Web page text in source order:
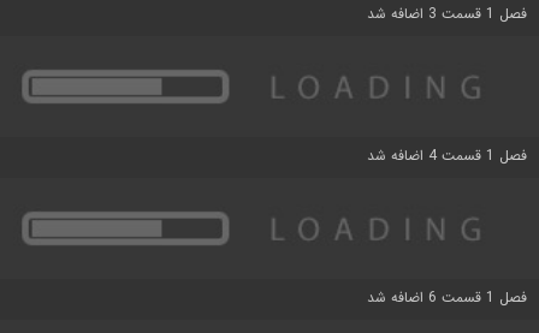
فصل 1 قسمت 3 اضافه شد
فصل 1 قسمت 4 اضافه شد
فصل 1 قسمت 6 اضافه شد